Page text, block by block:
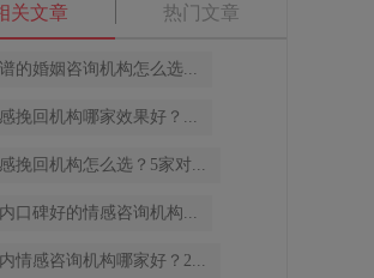
关文章 热门文章
的婚姻咨询机构怎么选...
挽回机构哪家效果好？...
挽回机构怎么选？5家对...
口碑好的情感咨询机构...
情感咨询机构哪家好？2...